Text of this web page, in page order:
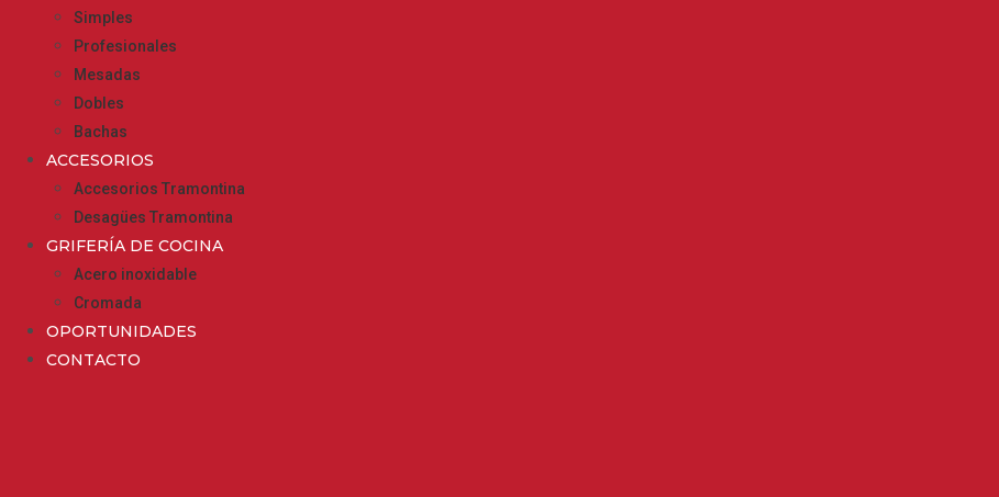
Simples
Profesionales
Mesadas
Dobles
Bachas
ACCESORIOS
Accesorios Tramontina
Desagües Tramontina
GRIFERÍA DE COCINA
Acero inoxidable
Cromada
OPORTUNIDADES
CONTACTO